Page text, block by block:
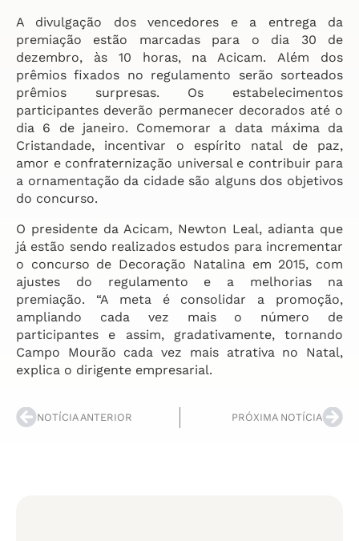
A divulgação dos vencedores e a entrega da
premiação estão marcadas para o dia 30 de
dezembro, às 10 horas, na Acicam. Além dos
prêmios fixados no regulamento serão sorteados
prêmios surpresas. Os estabelecimentos
participantes deverão permanecer decorados até o
dia 6 de janeiro. Comemorar a data máxima da
Cristandade, incentivar o espírito natal de paz,
amor e confraternização universal e contribuir para
a ornamentação da cidade são alguns dos objetivos
do concurso.
O presidente da Acicam, Newton Leal, adianta que
já estão sendo realizados estudos para incrementar
o concurso de Decoração Natalina em 2015, com
ajustes do regulamento e a melhorias na
premiação. “A meta é consolidar a promoção,
ampliando cada vez mais o número de
participantes e assim, gradativamente, tornando
Campo Mourão cada vez mais atrativa no Natal,
explica o dirigente empresarial.
NOTÍCIA ANTERIOR PRÓXIMA NOTÍCIA